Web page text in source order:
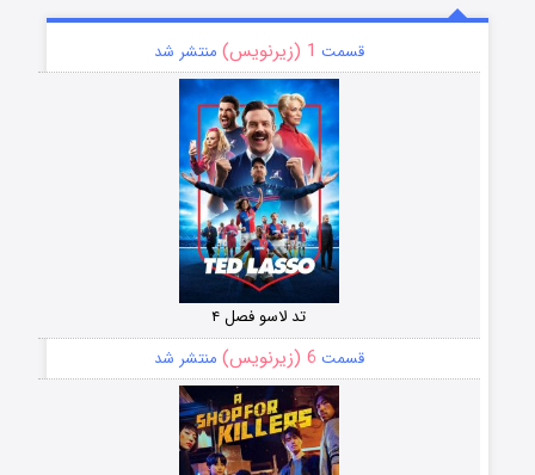
قسمت 1 (زیرنویس) منتشر شد
تد لاسو فصل ۴
قسمت 6 (زیرنویس) منتشر شد